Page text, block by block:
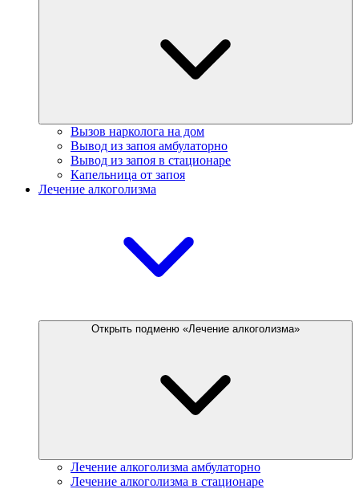
Вызов нарколога на дом
Вывод из запоя амбулаторно
Вывод из запоя в стационаре
Капельница от запоя
Лечение алкоголизма
Открыть подменю «Лечение алкоголизма»
Лечение алкоголизма амбулаторно
Лечение алкоголизма в стационаре